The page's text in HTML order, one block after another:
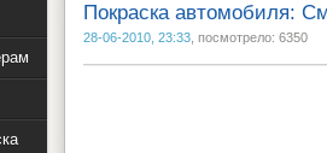
Покраска автомобиля:
28-06-2010, 23:33, посмотрело: 6350